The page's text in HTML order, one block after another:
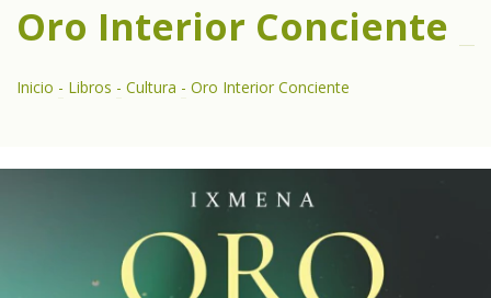
Oro Interior Conciente
Inicio - Libros - Cultura - Oro Interior Conciente